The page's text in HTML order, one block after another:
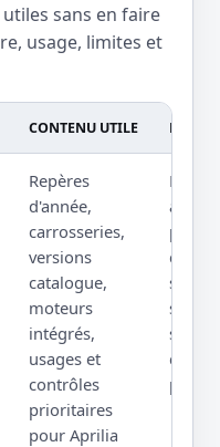
sans en faire
usage, limites et
CONTENU UTILE
Repères
d'année,
carrosseries,
versions
catalogue,
moteurs
intégrés,
usages et
contrôles
prioritaires
pour Aprilia
atelier